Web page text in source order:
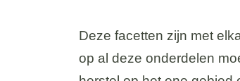
Deze facetten zijn met
op al deze onderdelen